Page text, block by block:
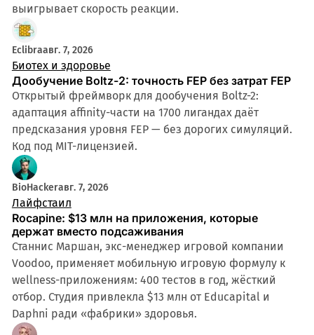
выигрывает скорость реакции.
Eclibraавг. 7, 2026
Биотех и здоровье
Дообучение Boltz-2: точность FEP без затрат FEP
Открытый фреймворк для дообучения Boltz-2:
адаптация affinity-части на 1700 лигандах даёт
предсказания уровня FEP — без дорогих симуляций.
Код под MIT-лицензией.
BioHackerавг. 7, 2026
Лайфстаил
Rocapine: $13 млн на приложения, которые
держат вместо подсаживания
Станнис Маршан, экс-менеджер игровой компании
Voodoo, применяет мобильную игровую формулу к
wellness-приложениям: 400 тестов в год, жёсткий
отбор. Студия привлекла $13 млн от Educapital и
Daphni ради «фабрики» здоровья.